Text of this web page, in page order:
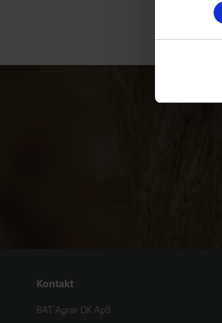
Kontakt
BAT Agrar DK ApS